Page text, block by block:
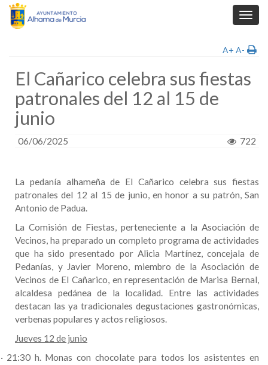
A+ A-
El Cañarico celebra sus fiestas
patronales del 12 al 15 de
junio
06/06/2025 722
La pedanía alhameña de El Cañarico celebra sus fiestas
patronales del 12 al 15 de junio, en honor a su patrón, San
Antonio de Padua.
La Comisión de Fiestas, perteneciente a la Asociación de
Vecinos, ha preparado un completo programa de actividades
que ha sido presentado por Alicia Martínez, concejala de
Pedanías, y Javier Moreno, miembro de la Asociación de
Vecinos de El Cañarico, en representación de Marisa Bernal,
alcaldesa pedánea de la localidad. Entre las actividades
destacan las ya tradicionales degustaciones gastronómicas,
verbenas populares y actos religiosos.
Jueves 12 de junio
· 21:30 h. Monas con chocolate para todos los asistentes en